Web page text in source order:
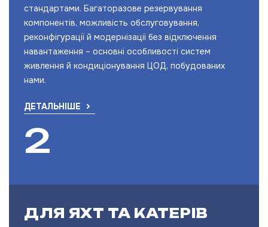
стандартами. Багаторазове резервування
компонентів, можливість обслуговування,
реконфігурації й модернізації без відключення
навантаження – основні особливості систем
живлення й кондиціонування ЦОД, побудованих
нами.
ДЕТАЛЬНІШЕ
ДЛЯ ЯХТ ТА КАТЕРІВ